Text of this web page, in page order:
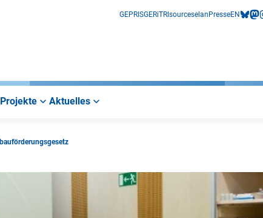
GEPRISGERiTRIsourceselan PresseEN
Aktuelles